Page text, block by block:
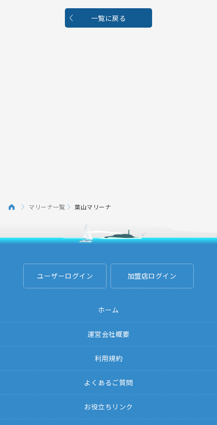
一覧に戻る
マリーナ一覧 葉山マリーナ
ユーザーログイン 加盟店ログイン
ホーム
運営会社概要
利用規約
よくあるご質問
お役立ちリンク